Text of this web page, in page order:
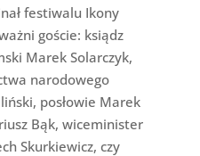
festiwalu Ikony
goście: ksiądz
Marek Solarczyk,
narodowego
posłowie Marek
Bąk, wiceminister
Skurkiewicz, czy